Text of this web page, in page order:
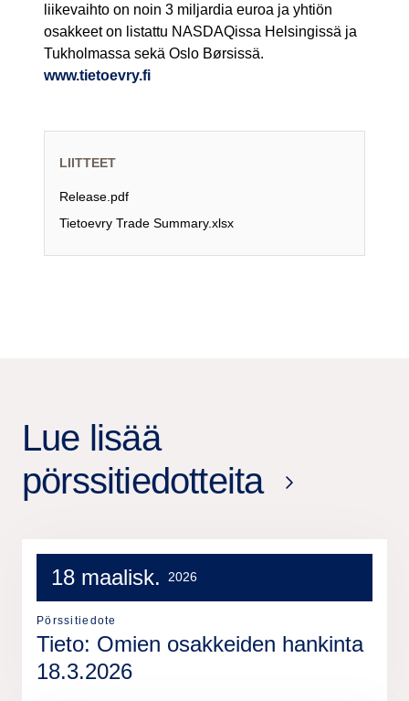
liikevaihto on noin 3 miljardia euroa ja yhtiön
osakkeet on listattu NASDAQissa Helsingissä ja
Tukholmassa sekä Oslo Børsissä.
www.tietoevry.fi
LIITTEET
Release.pdf
Tietoevry Trade Summary.xlsx
Lue lisää
pörssitiedotteita
18 maalisk. 2026
Pörssitiedote
Tieto: Omien osakkeiden hankinta
18.3.2026